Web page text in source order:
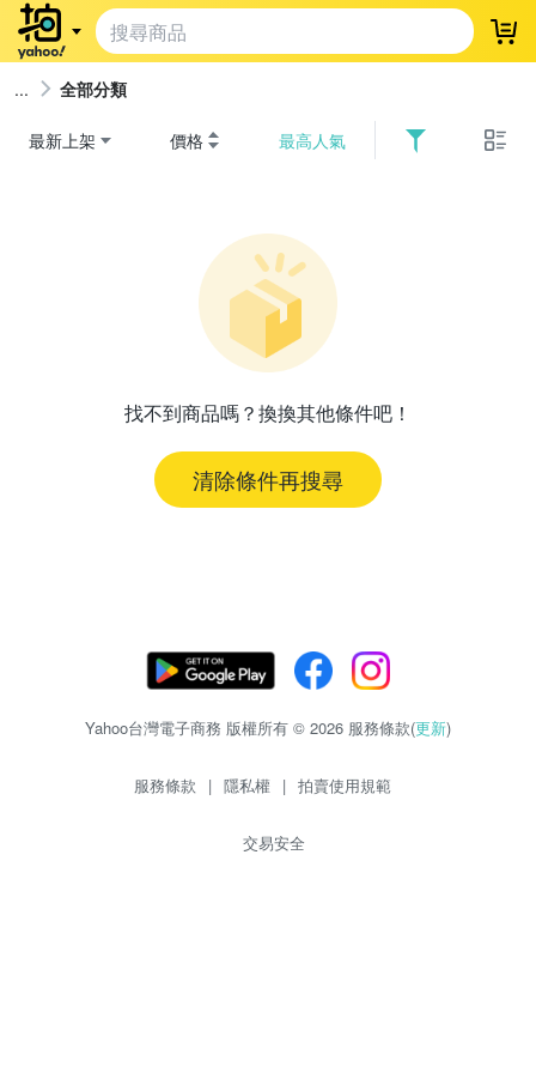
登
全部分類
最新上架 價格 最高人氣
找不到商品嗎？換換其他條件吧！
清除條件再搜尋
Yahoo台灣電子商務 版權所有 © 2026 服務條款(更新)
服務條款 | 隱私權 | 拍賣使用規範
交易安全